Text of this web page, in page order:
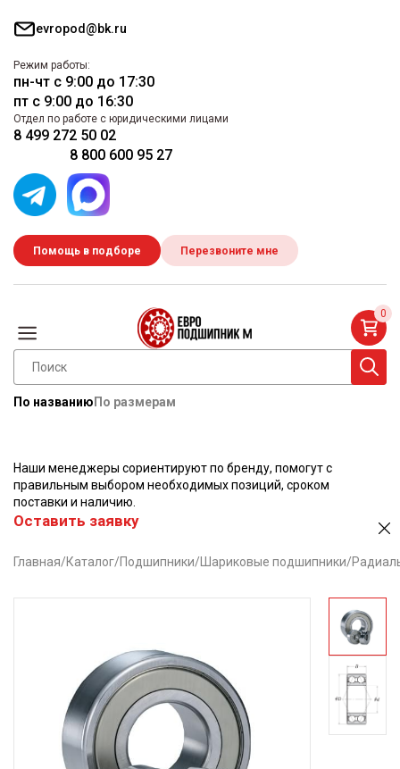
evropod@bk.ru
Режим работы:
пн-чт с 9:00 до 17:30
пт с 9:00 до 16:30
Отдел по работе с юридическими лицами
8 499 272 50 02
8 800 600 95 27
Помощь в подборе Перезвоните мне
По названию По размерам
0
Наши менеджеры сориентируют по бренду, помогут с
правильным выбором необходимых позиций, сроком
поставки и наличию.
Оставить заявку
Главная/Каталог/Подшипники/ Шариковые подшипники/